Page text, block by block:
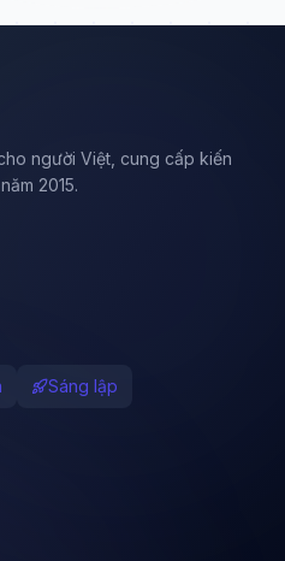
người Việt, cung cấp kiến
2015.
Sáng lập
TuDienWiki. Hãy hỏi tôi bất kỳ điều gì